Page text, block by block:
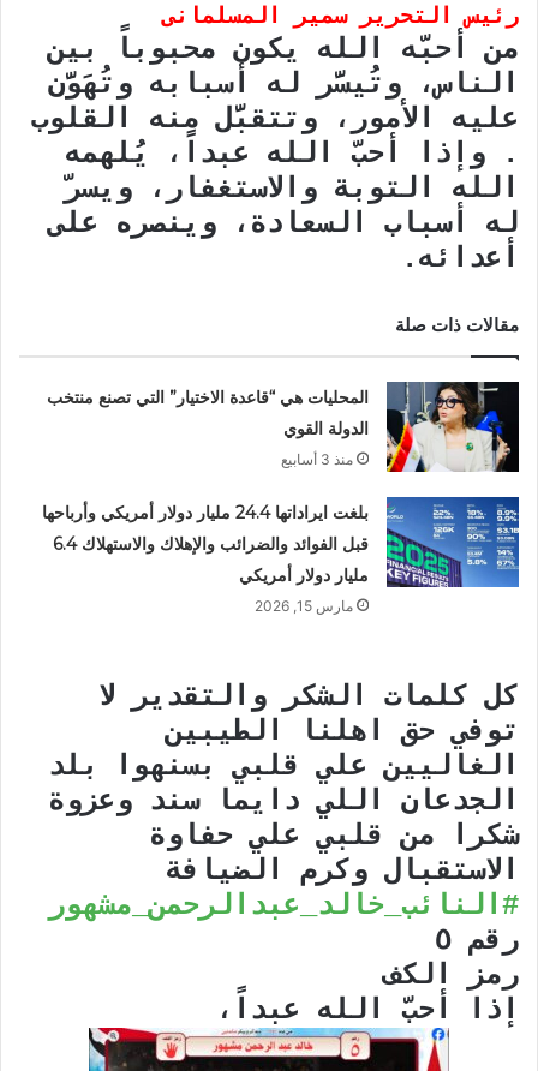
رئيس التحرير سمير المسلمانى
من أحبّه الله يكون محبوباً بين
الناس، وتُيسَّر له أسبابه وتُهَوَّن
عليه الأمور، وتتقبَّل منه القلوب
. وإذا أحبّ الله عبداً، يُلهمه
الله التوبة والاستغفار، ويسرّ
له أسباب السعادة، وينصره على
أعدائه.
مقالات ذات صلة
المحليات هي “قاعدة الاختيار” التي تصنع منتخب
الدولة القوي
منذ 3 أسابيع
بلغت ايراداتها 24.4 مليار دولار أمريكي وأرباحها
قبل الفوائد والضرائب والإهلاك والاستهلاك 6.4
مليار دولار أمريكي
مارس 15, 2026
كل كلمات الشكر والتقدير لا
توفي حق اهلنا الطيبين
الغاليين علي قلبي بسنهوا بلد
الجدعان اللي دايما سند وعزوة
شكرا من قلبي علي حفاوة
الاستقبال وكرم الضيافة
#النائب_خالد_عبدالرحمن_مشهور
رقم ٥
رمز الكف
إذا أحبّ الله عبداً،